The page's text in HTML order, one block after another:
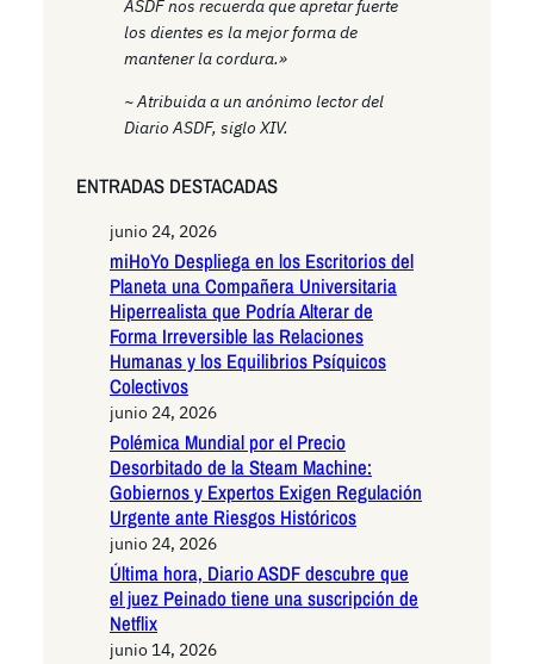
ASDF nos recuerda que apretar fuerte
los dientes es la mejor forma de
mantener la cordura.»
~ Atribuida a un anónimo lector del
Diario ASDF, siglo XIV.
ENTRADAS DESTACADAS
junio 24, 2026
miHoYo Despliega en los Escritorios del
Planeta una Compañera Universitaria
Hiperrealista que Podría Alterar de
Forma Irreversible las Relaciones
Humanas y los Equilibrios Psíquicos
Colectivos
junio 24, 2026
Polémica Mundial por el Precio
Desorbitado de la Steam Machine:
Gobiernos y Expertos Exigen Regulación
Urgente ante Riesgos Históricos
junio 24, 2026
Última hora, Diario ASDF descubre que
el juez Peinado tiene una suscripción de
Netflix
junio 14, 2026